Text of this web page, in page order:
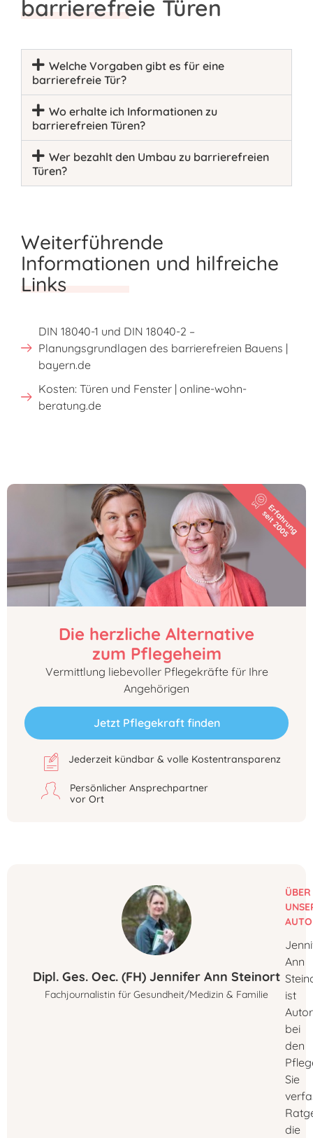
barrierefreie Türen
Welche Vorgaben gibt es für eine
barrierefreie Tür?
Wo erhalte ich Informationen zu
barrierefreien Türen?
Wer bezahlt den Umbau zu barrierefreien
Türen?
Weiterführende
Informationen und hilfreiche
Links
DIN 18040-1 und DIN 18040-2 –
Planungsgrundlagen des barrierefreien Bauens |
bayern.de
Kosten: Türen und Fenster | online-wohn-
beratung.de
Die herzliche Alternative
zum Pflegeheim
Vermittlung liebevoller Pflegekräfte für Ihre
Angehörigen
Jetzt Pflegekraft finden
Jederzeit kündbar & volle Kostentransparenz
Persönlicher Ansprechpartner
vor Ort
Dipl. Ges. Oec. (FH) Jennifer Ann Steinort
Fachjournalistin für Gesundheit/Medizin & Familie
ÜBER
Ann
ist
bei
den
Sie
die